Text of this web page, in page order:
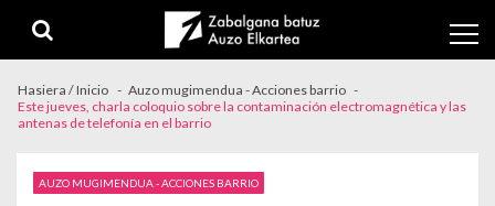
Hasiera / Inicio
Auzo mugimendua - Acciones barrio
Este jueves, charla coloquio sobre la contaminación electromagnética y las
antenas de telefonía en el barrio
AUZO MUGIMENDUA - ACCIONES BARRIO